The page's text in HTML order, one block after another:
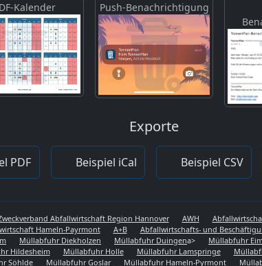
Kalender Push-Benachrichtigung
Exporte
PDF Beispiel iCal Beispiel CSV
Abfallwirtschaft Region Hannover AWH
Hameln-Payrmont A+B Abfallwirtschafts- und
Müllabfuhr Diekholzen Müllabfuhr Duingena> Müllabfuhr
Hildesheim Müllabfuhr Holle Müllabfuhr Lamspringe
Söhlde Müllabfuhr Goslar Müllabfuhr Hameln-Pyrmont